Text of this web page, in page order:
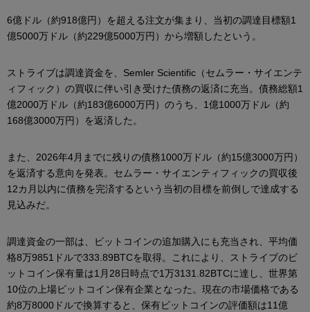
6億ドル（約918億円）を超える注文が集まり、当初の調達目標額1
億5000万ドル（約229億5000万円）から増額したという。
ストライブは調達資金を、Semler Scientific（セムラー・サイエンテ
ィフィック）の買収に伴い引き受けた債務の返済に充当。債務総額1
億2000万ドル（約183億6000万円）のうち、1億1000万ドル（約
168億3000万円）を返済した。
また、2026年4月までに残りの債務1000万ドル（約15億3000万円）
を返済する意向を発表。セムラー・サイエンティフィックの買収後
12カ月以内に債務を完済するという当初の目標を前倒しで達成する
見込みだ。
調達資金の一部は、ビットコインの追加購入にも充当され、平均価
格8万9851ドルで333.89BTCを取得。これにより、ストライブのビ
ットコイン保有量は1月28日時点で1万3131.82BTCに達し、世界第
10位の上場ビットコイン保有企業となった。現在の市場価格である
約8万8000ドルで換算すると、保有ビットコインの評価額は11億